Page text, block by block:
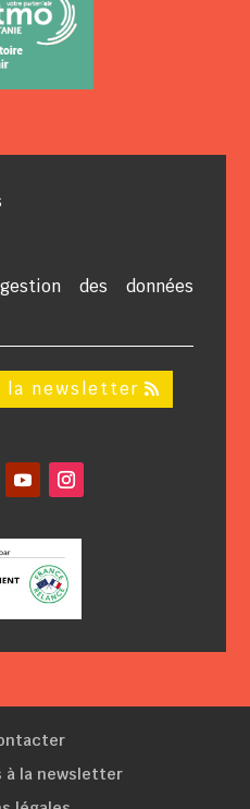
des données
la newsletter
la newsletter